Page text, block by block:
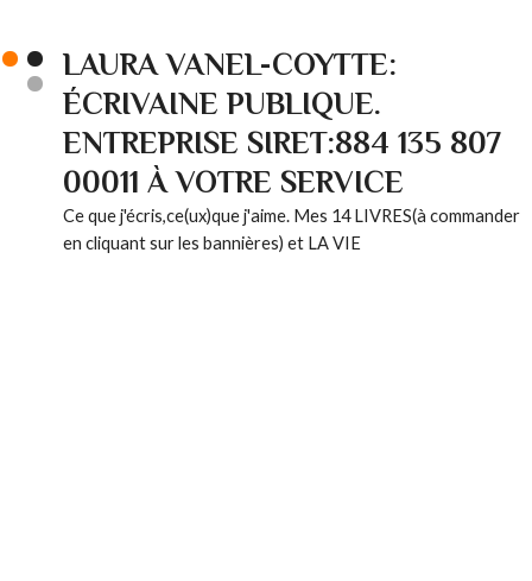
LAURA VANEL-COYTTE:
ÉCRIVAINE PUBLIQUE.
ENTREPRISE SIRET:884 135 807
00011 À VOTRE SERVICE
Ce que j'écris,ce(ux)que j'aime. Mes 14 LIVRES(à commander
en cliquant sur les bannières) et LA VIE